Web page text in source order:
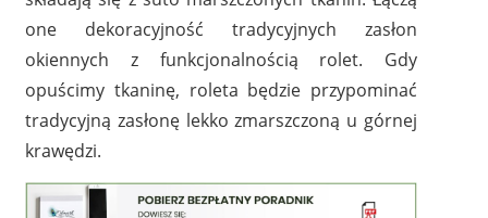
one dekoracyjność tradycyjnych zasłon
okiennych z funkcjonalnością rolet. Gdy
opuścimy tkaninę, roleta będzie przypominać
tradycyjną zasłonę lekko zmarszczoną u górnej
krawędzi.